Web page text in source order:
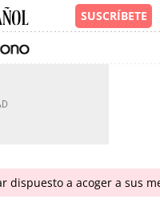
dispuesto a acoger a sus